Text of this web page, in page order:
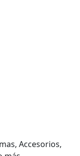
Accesorios,